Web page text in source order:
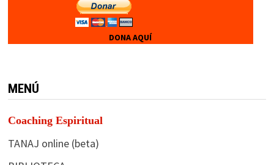
DONA AQUÍ
MENÚ
Coaching Espiritual
TANAJ online (beta)